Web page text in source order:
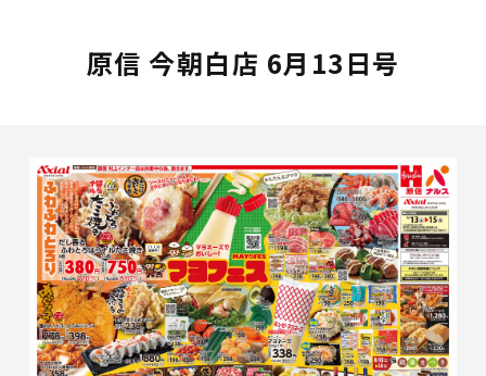
原信 今朝白店 6月13日号